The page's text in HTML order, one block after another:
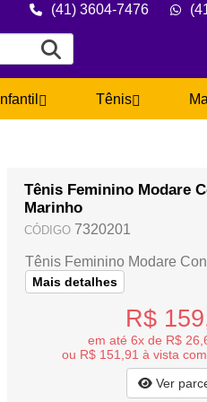
(41) 3604-7476
Infantil Tênis
Tênis Feminino Modare
Marinho
CÓDIGO 7320201
Tênis Feminino Modare
Mais detalhes
R$
em até 6x de R$
ou R$ 151,91 à vista
Ver